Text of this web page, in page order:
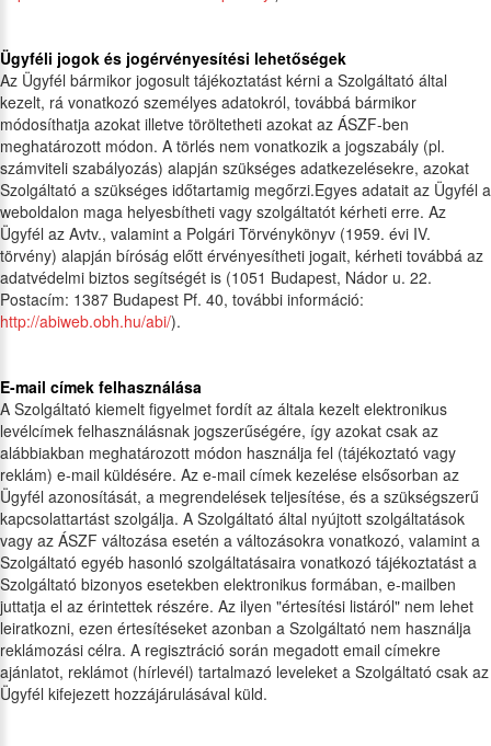
Ügyféli jogok és jogérvényesítési lehetőségek
Az Ügyfél bármikor jogosult tájékoztatást kérni a Szolgáltató által
kezelt, rá vonatkozó személyes adatokról, továbbá bármikor
módosíthatja azokat illetve töröltetheti azokat az ÁSZF-ben
meghatározott módon. A törlés nem vonatkozik a jogszabály (pl.
számviteli szabályozás) alapján szükséges adatkezelésekre, azokat
Szolgáltató a szükséges időtartamig megőrzi.Egyes adatait az Ügyfél a
weboldalon maga helyesbítheti vagy szolgáltatót kérheti erre. Az
Ügyfél az Avtv., valamint a Polgári Törvénykönyv (1959. évi IV.
törvény) alapján bíróság előtt érvényesítheti jogait, kérheti továbbá az
adatvédelmi biztos segítségét is (1051 Budapest, Nádor u. 22.
Postacím: 1387 Budapest Pf. 40, további információ:
http://abiweb.obh.hu/abi/).
E-mail címek felhasználása
A Szolgáltató kiemelt figyelmet fordít az általa kezelt elektronikus
levélcímek felhasználásnak jogszerűségére, így azokat csak az
alábbiakban meghatározott módon használja fel (tájékoztató vagy
reklám) e-mail küldésére. Az e-mail címek kezelése elsősorban az
Ügyfél azonosítását, a megrendelések teljesítése, és a szükségszerű
kapcsolattartást szolgálja. A Szolgáltató által nyújtott szolgáltatások
vagy az ÁSZF változása esetén a változásokra vonatkozó, valamint a
Szolgáltató egyéb hasonló szolgáltatásaira vonatkozó tájékoztatást a
Szolgáltató bizonyos esetekben elektronikus formában, e-mailben
juttatja el az érintettek részére. Az ilyen "értesítési listáról" nem lehet
leiratkozni, ezen értesítéseket azonban a Szolgáltató nem használja
reklámozási célra. A regisztráció során megadott email címekre
ajánlatot, reklámot (hírlevél) tartalmazó leveleket a Szolgáltató csak az
Ügyfél kifejezett hozzájárulásával küld.